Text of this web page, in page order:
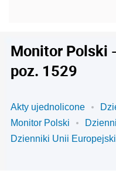
Monitor Polski
poz. 1529
Akty ujednolicone
Monitor Polski
Dzienniki Unii